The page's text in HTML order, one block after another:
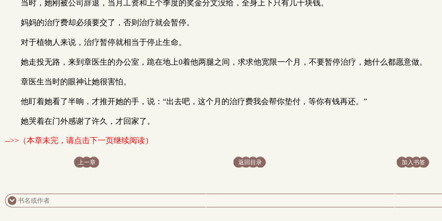
当时，她刚被公司辞退，当月工资和上个季度的奖金分文没给，全身上下只有几千块钱。
妈妈的治疗费却必须要交了，否则治疗就会暂停。
对于植物人来说，治疗暂停就相当于停止生命。
她走投无路，来到章医生的办公室，跪在地上0着他两腿之间，求求他宽限一个月，不要暂停治疗，她什么都愿意做。
章医生当时的眼神让她很害怕。
他盯着她看了半晌，才推开她的手，说：“出去吧，这个月的治疗费我会帮你垫付，等你有钱再还。”
她哭着在门外感谢了许久，才回家了。
-->>（本章未完，请点击下一页继续阅读）
上一章 返回目录 加入书签